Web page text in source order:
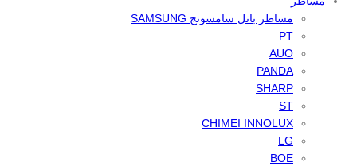
مساطر بانل سامسونج SAMSUNG
PT
AUO
PANDA
SHARP
ST
CHIMEI INNOLUX
LG
BOE